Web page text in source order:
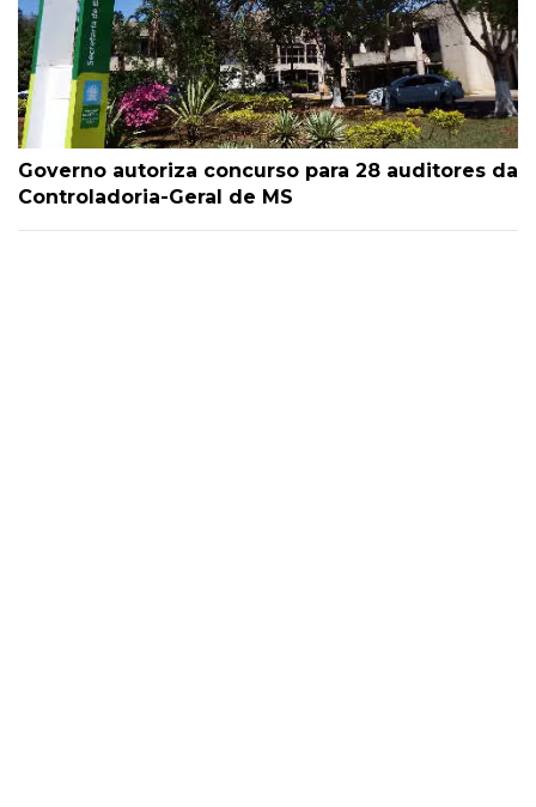
Governo autoriza concurso para 28 auditores da
Controladoria-Geral de MS